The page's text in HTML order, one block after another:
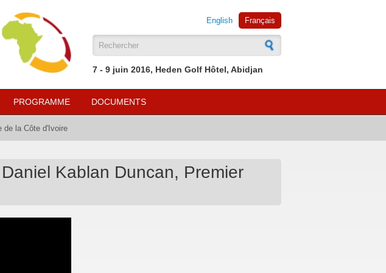
Français
English
Formulaire de recherche
7 - 9 juin 2016, Heden Golf Hôtel, Abidjan
PROGRAMME DOCUMENTS
de la Côte d'Ivoire
Kablan Duncan, Premier